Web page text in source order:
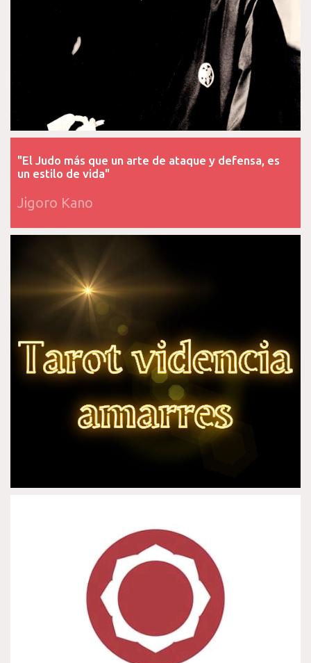
"El Judo más que un arte de ataque y defensa, es
un estilo de vida"
Jigoro Kano